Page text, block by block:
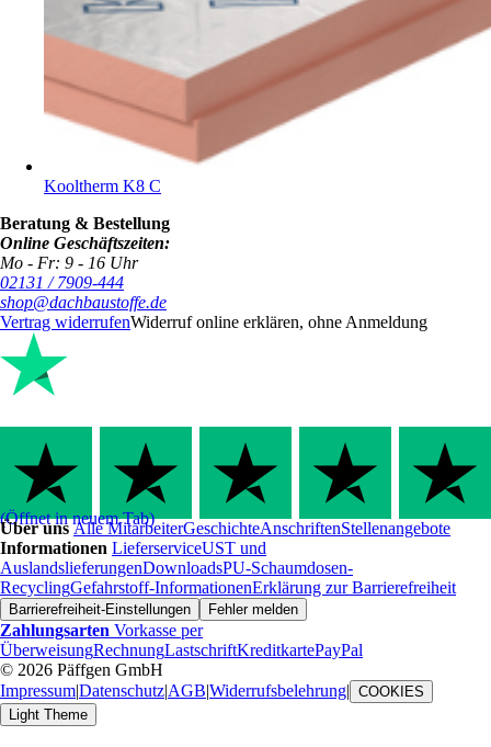
Kooltherm K8 C
Beratung & Bestellung
Online Geschäftszeiten:
Mo - Fr: 9 - 16 Uhr
02131 / 7909-444
shop@dachbaustoffe.de
Vertrag widerrufenWiderruf online erklären, ohne Anmeldung
(Öffnet in neuem Tab)
Über unsAlle MitarbeiterGeschichteAnschriftenStellenangebote
Informationen LieferserviceUST und
AuslandslieferungenDownloadsPU-Schaumdosen-
RecyclingGefahrstoff-InformationenErklärung zur Barrierefreiheit
Barrierefreiheit-Einstellungen Fehler melden
Zahlungsarten Vorkasse per
ÜberweisungRechnungLastschriftKreditkartePayPal
© 2026 Päffgen GmbH
Impressum|Datenschutz|AGB|Widerrufsbelehrung| COOKIES
Light Theme